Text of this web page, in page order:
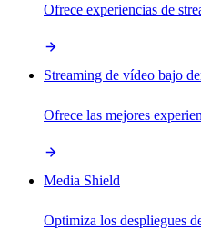
Ofrece experiencias de
Streaming de vídeo bajo
Ofrece las mejores
Media Shield
Optimiza los despliegues